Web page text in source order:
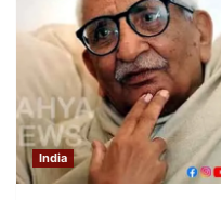
India